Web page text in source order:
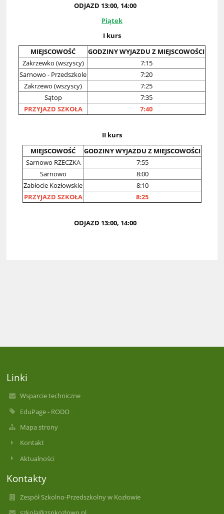
ODJAZD 13:00, 14:00
Piątek
I kurs
MIEJSCOWOŚĆ
GODZINY WYJAZDU Z MIEJSCOWOŚCI
Zakrzewko (wszyscy)
7:15
Sarnowo - Przedszkole
7:20
Zakrzewo (wszyscy)
7:25
Sątop
7:35
PRZYJAZD SZKOŁA
7:40
II kurs
MIEJSCOWOŚĆ
GODZINY WYJAZDU Z MIEJSCOWOŚCI
Sarnowo RZECZKA
7:55
Sarnowo
8:00
Zabłocie Kozłowskie
8:10
PRZYJAZD SZKOŁA
8:25
ODJAZD 13:00, 14:00
Linki
Wsparcie techniczne
EduPage - RODO
Mapa strony
Kontakt
Aktualności
Kontakty
Zespół Szkolno-Przedszkolny w Kozłowie